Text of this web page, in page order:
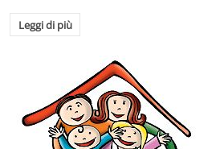
Leggi di più